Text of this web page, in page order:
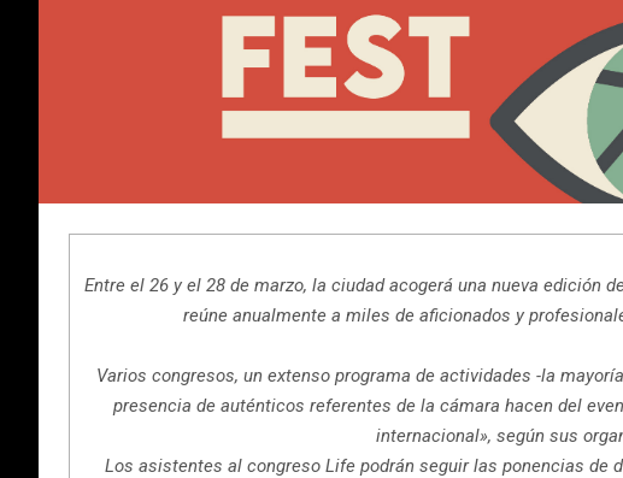
Entre el 26 y el 28 de marzo, la ciudad acogerá una nueva edición de
reúne anualmente a miles de aficionados y
Varios congresos, un extenso programa de actividades -la
presencia de auténticos referentes de la cámara hacen del
internacional», según sus
Los asistentes al congreso Life podrán seguir las ponencias de